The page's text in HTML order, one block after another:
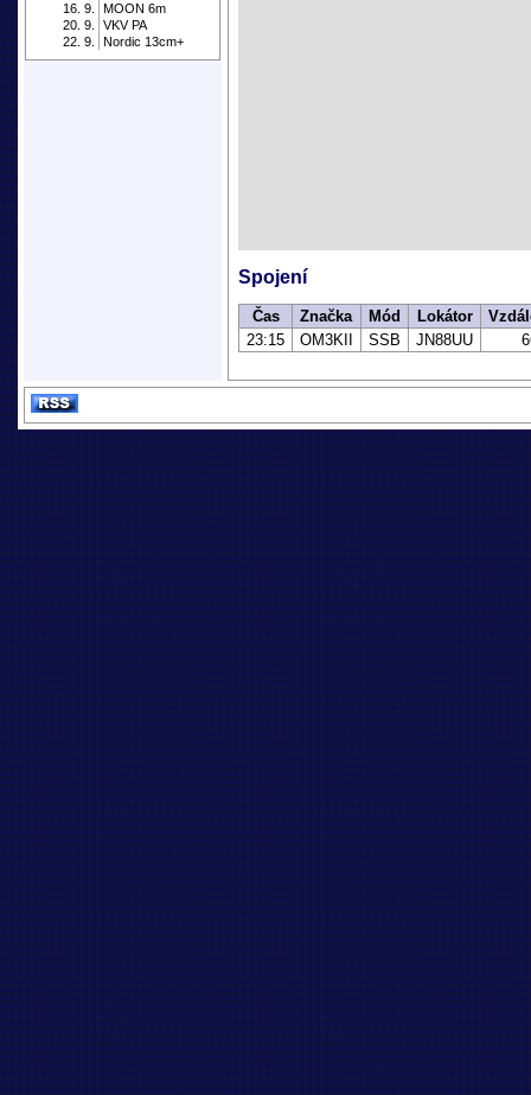
16. 9.
MOON 6m
20. 9.
VKV PA
22. 9.
Nordic 13cm+
Spojení
Čas Značka Mód Lokátor
23:15
OM3KII SSB JN88UU